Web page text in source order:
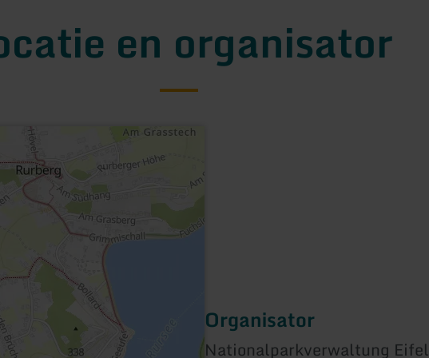
en organisator
Organisator
Nationalparkverwaltung Eifel